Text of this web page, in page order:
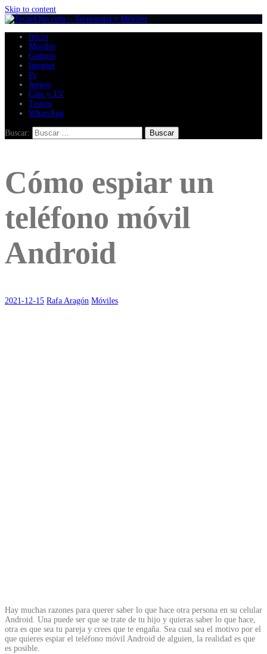
Skip to content
Inicio
Móviles
Gadgets
Internet
Pc
Juegos
Cine y TV
Trucos
WhatsApp
Buscar:
Cómo espiar un
teléfono móvil
Android
2021-12-15 Rafa Aragón Móviles
Hay muchas razones para querer saber lo que hace otra persona en su celular
Android. Una puede ser que se trate de tu hijo y quieras saber lo que hace,
otra es que sea tu pareja y crees que te engaña. Sea cual sea el motivo por el
que quieres espiar el teléfono móvil Android de alguien, la realidad es que
es posible.